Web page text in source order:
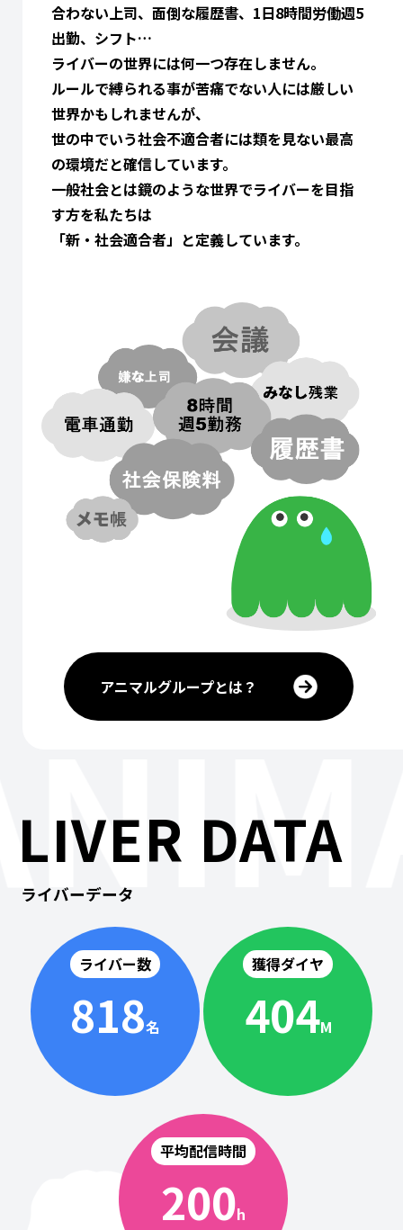
合わない上司、面倒な履歴書、1日8時間労働週5
出勤、シフト…
ライバーの世界には何一つ存在しません。
ルールで縛られる事が苦痛でない人には厳しい
世界かもしれませんが、
世の中でいう社会不適合者には類を見ない最高
の環境だと確信しています。
一般社会とは鏡のような世界でライバーを目指
す方を私たちは
「新・社会適合者」と定義しています。
アニマルグループとは？
LIVER DATA
ライバーデータ
ライバー数
818名
獲得ダイヤ
404M
平均配信時間
200h